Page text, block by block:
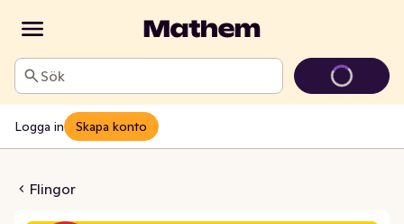
Sök
Logga in Skapa konto
Flingor
Kina